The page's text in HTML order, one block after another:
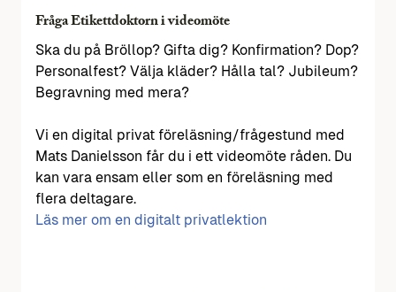
Fråga Etikettdoktorn i videomöte
Ska du på Bröllop? Gifta dig? Konfirmation? Dop?
Personalfest? Välja kläder? Hålla tal? Jubileum?
Begravning med mera?
Vi en digital privat föreläsning/frågestund med
Mats Danielsson får du i ett videomöte råden. Du
kan vara ensam eller som en föreläsning med
flera deltagare.
Läs mer om en digitalt privatlektion